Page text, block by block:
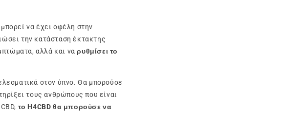
να έχει οφέλη στην
την κατάσταση έκτακτης
αλλά και ναρυθμίσει το
στον ύπνο. Θα μπορούσε
τους ανθρώπους που είναι
το H4CBD θα μπορούσε να